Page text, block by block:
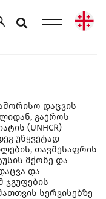
დაცვის
გაეროს
(UNHCR)
უწყვეტად
თავშესაფრის
მქონე და
და
ჯგუფების
სერვისებზე